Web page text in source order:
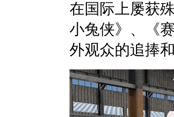
在国际上屡获
小兔侠》、《
外观众的追捧